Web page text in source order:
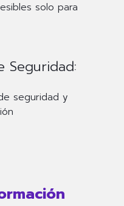
solo para
Seguridad:
seguridad y